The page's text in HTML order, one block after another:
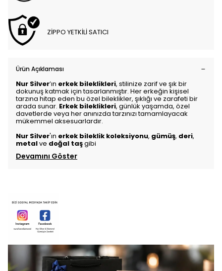
ZİPPO YETKİLİ SATICI
Ürün Açıklaması
Nur Silver’ın erkek bileklikleri, stilinize zarif ve şık bir
dokunuş katmak için tasarlanmıştır. Her erkeğin kişisel
tarzına hitap eden bu özel bileklikler, şıklığı ve zarafeti bir
arada sunar. Erkek bileklikleri, günlük yaşamda, özel
davetlerde veya her anınızda tarzınızı tamamlayacak
mükemmel aksesuarlardır.
Nur Silver'ın erkek bileklik koleksiyonu, gümüş, deri,
metalve doğal taşgibi
Devamını Göster